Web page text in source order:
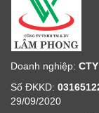
Doanh nghiệp:
Số ĐKKD:
29/09/2020